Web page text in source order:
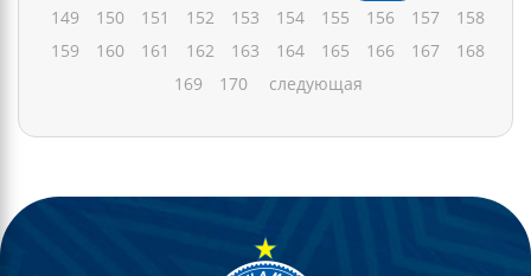
149
150 151 152 153 154 155 156 157
158
159
160 161 162 163 164 165 166 167
168
169
170 следующая